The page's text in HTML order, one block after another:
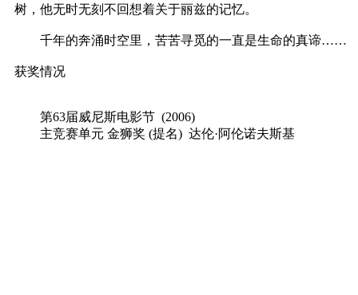
树，他无时无刻不回想着关于丽兹的记忆。
千年的奔涌时空里，苦苦寻觅的一直是生命的真谛……
获奖情况
第63届威尼斯电影节 (2006)
主竞赛单元 金狮奖 (提名) 达伦·阿伦诺夫斯基